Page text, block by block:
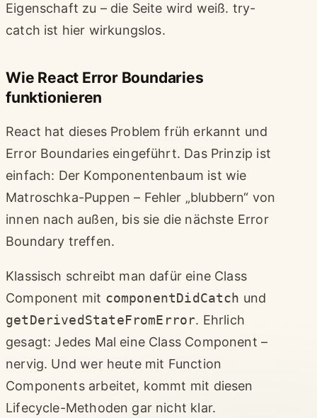
Eigenschaft zu – die Seite wird weiß. try-
catch ist hier wirkungslos.
Wie React Error Boundaries
funktionieren
React hat dieses Problem früh erkannt und
Error Boundaries eingeführt. Das Prinzip ist
einfach: Der Komponentenbaum ist wie
Matroschka-Puppen – Fehler „blubbern“ von
innen nach außen, bis sie die nächste Error
Boundary treffen.
Klassisch schreibt man dafür eine Class
Component mit componentDidCatch und
getDerivedStateFromError. Ehrlich
gesagt: Jedes Mal eine Class Component –
nervig. Und wer heute mit Function
Components arbeitet, kommt mit diesen
Lifecycle-Methoden gar nicht klar.